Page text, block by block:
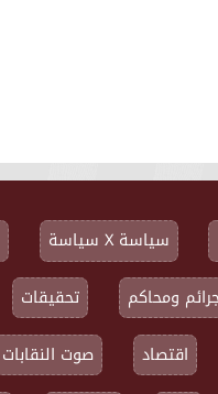
سياسة X سياسة
ومحاكم تحقيقات
اقتصاد صوت النقابات